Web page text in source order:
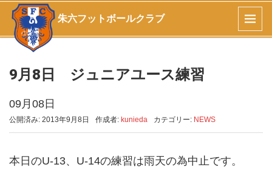
朱六フットボールクラブ
9月8日 ジュニアユース練習
09月08日
公開済み: 2013年9月8日 作成者: kunieda カテゴリー: NEWS
本日のU-13、U-14の練習は雨天の為中止です。